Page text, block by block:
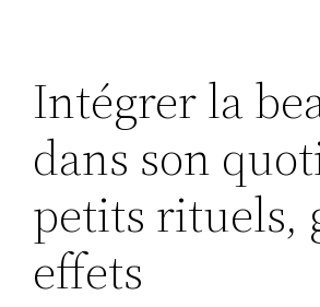
Intégrer la
dans son
petits rituels,
effets